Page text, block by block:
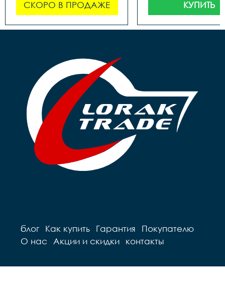
СКОРО В ПРОДАЖЕ КУПИТЬ
блог Как купить Гарантия
Покупателю
О нас
Акции и скидки контакты